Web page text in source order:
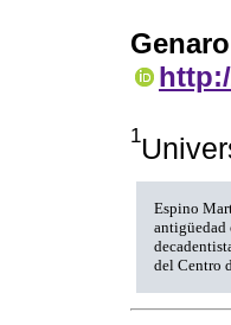
1
Espino
antigüedad
del Centro